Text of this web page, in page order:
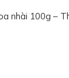
nhài 100g –